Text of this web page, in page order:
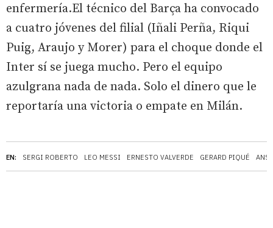
EN: SERGI ROBERTO LEO MESSI ERNESTO VALVERDE GERARD PIQUÉ
enfermería.El técnico del Barça ha convocado
a cuatro jóvenes del filial (Iñali Perña, Riqui
Puig, Araujo y Morer) para el choque donde el
Inter sí se juega mucho. Pero el equipo
azulgrana nada de nada. Solo el dinero que le
reportaría una victoria o empate en Milán.